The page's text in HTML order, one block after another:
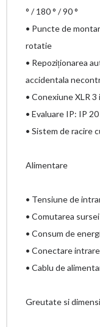
° / 180 ° / 90 °
• Puncte de
rotatie
• Repoziționarea
accidentala
• Conexiune XLR
• Evaluare IP: IP 20
• Sistem de racire
Alimentare
• Tensiune de
• Comutarea
• Consum de
• Conectare
• Cablu de
Greutate si